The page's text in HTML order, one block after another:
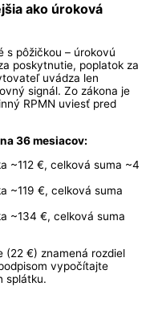
ako úroková
s pôžičkou – úrokovú
poskytnutie, poplatok za
uvádza len
signál. Zo zákona je
RPMN uviesť pred
36 mesiacov:
~112 €, celková suma ~4
~119 €, celková suma
~134 €, celková suma
(22 €) znamená rozdiel
vypočítajte
splátku.